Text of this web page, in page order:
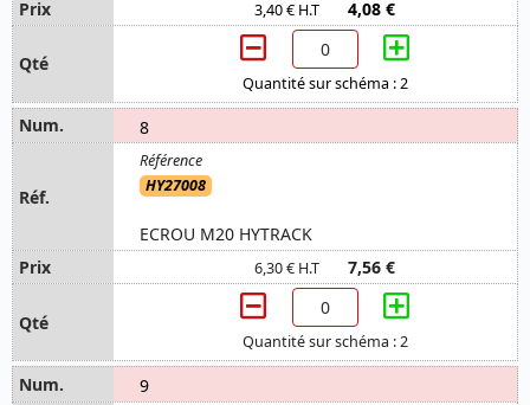
3,40 € H.T 4,08 €
Quantité sur schéma : 2
8
HY27008
ECROU M20 HYTRACK
6,30 € H.T 7,56 €
Quantité sur schéma : 2
9